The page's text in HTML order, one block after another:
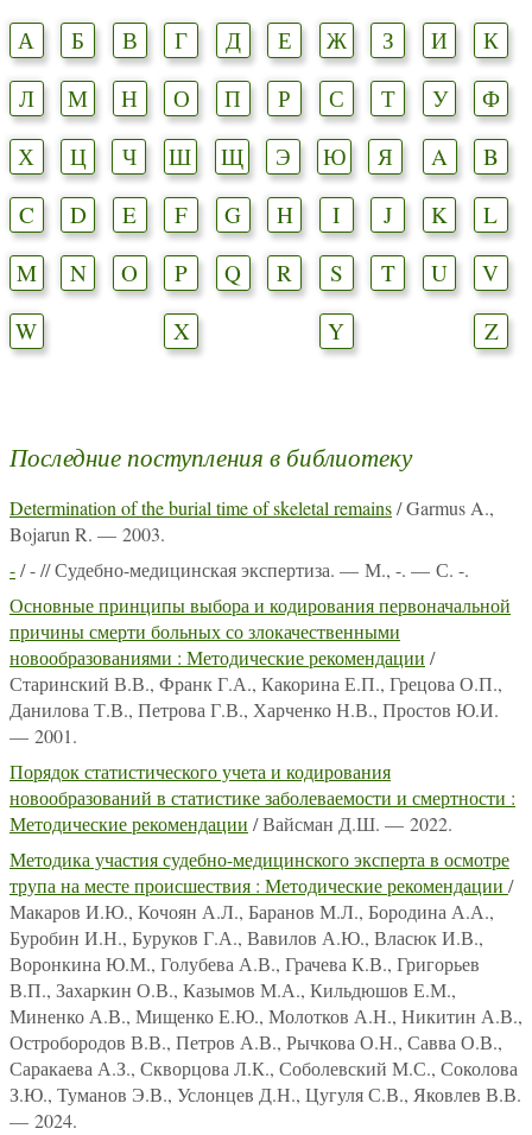
А Б В Г Д Е Ж З И
К
Л
М Н О П Р С Т У
Ф
Х
Ц Ч Ш Щ Э Ю Я A
B
C
D E F G H I J K
L
M
N O P Q R S T U
V
W
X Y Z
Последние поступления в библиотеку
Determination of the burial time of skeletal remains/ Garmus A.,
Bojarun R. — 2003.
-/ - // Судебно-медицинская экспертиза. — М., -. — С. -.
Основные принципы выбора и кодирования первоначальной
причины смерти больных со злокачественными
новообразованиями : Методические рекомендации /
Старинский В.В., Франк Г.А., Какорина Е.П., Грецова О.П.,
Данилова Т.В., Петрова Г.В., Харченко Н.В., Простов Ю.И.
— 2001.
Порядок статистического учета и кодирования
новообразований в статистике заболеваемости и смертности :
Методические рекомендации / Вайсман Д.Ш. — 2022.
Методика участия судебно-медицинского эксперта в осмотре
трупа на месте происшествия : Методические рекомендации /
Макаров И.Ю., Кочоян А.Л., Баранов М.Л., Бородина А.А.,
Буробин И.Н., Буруков Г.А., Вавилов А.Ю., Власюк И.В.,
Воронкина Ю.М., Голубева А.В., Грачева К.В., Григорьев
В.П., Захаркин О.В., Казымов М.А., Кильдюшов Е.М.,
Миненко А.В., Мищенко Е.Ю., Молотков А.Н., Никитин А.В.,
Остробородов В.В., Петров А.В., Рычкова О.Н., Савва О.В.,
Саракаева А.З., Скворцова Л.К., Соболевский М.С., Соколова
З.Ю., Туманов Э.В., Услонцев Д.Н., Цугуля С.В., Яковлев В.В.
— 2024.